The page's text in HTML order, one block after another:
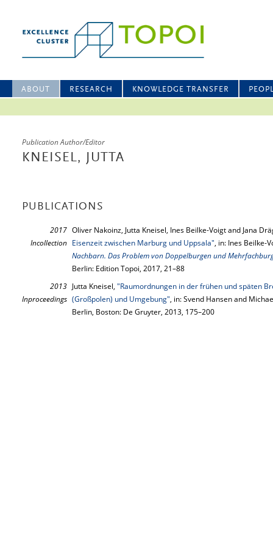
ABOUT RESEARCH KNOWLEDGE TRANSFER
Publication Author/Editor
KNEISEL, JUTTA
PUBLICATIONS
2017
Incollection
Oliver Nakoinz, Jutta Kneisel, Ines Beilke-Voigt and Jana
Eisenzeit zwischen Marburg und Uppsala", in: Ines Beilke-
Nachbarn. Das Problem von Doppelburgen und
Berlin: Edition Topoi, 2017, 21–88
2013
Inproceedings
Jutta Kneisel, "Raumordnungen in der frühen und späten
(Großpolen) und Umgebung", in: Svend Hansen and
Berlin, Boston: De Gruyter, 2013, 175–200